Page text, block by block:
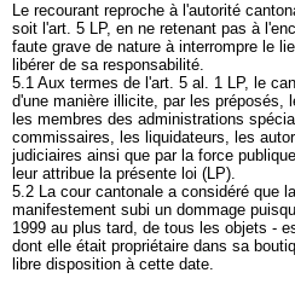
Le recourant reproche à l'autorité
soit l'art. 5 LP, en ne retenant pas à
faute grave de nature à interrompre le
libérer de sa responsabilité.
5.1 Aux termes de l'art. 5 al. 1 LP, le
d'une manière illicite, par les préposés,
les membres des administrations
commissaires, les liquidateurs, les
judiciaires ainsi que par la force
leur attribue la présente loi (LP).
5.2 La cour cantonale a considéré que
manifestement subi un dommage
1999 au plus tard, de tous les objets -
dont elle était propriétaire dans sa
libre disposition à cette date.